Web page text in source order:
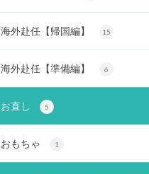
海外赴任【帰国編】 15
海外赴任【準備編】 6
お直し 5
おもちゃ 1